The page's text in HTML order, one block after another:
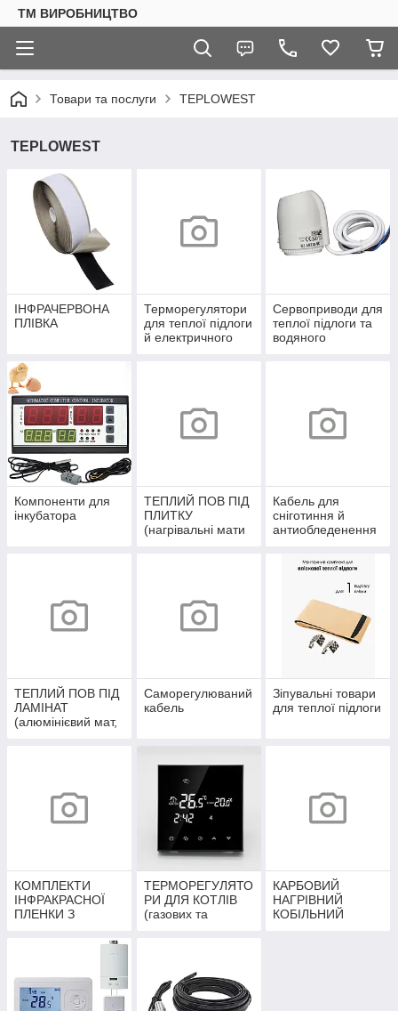
ТМ ВИРОБНИЦТВО
Товари та послуги TEPLOWEST
TEPLOWEST
ІНФРАЧЕРВОНА
ПЛІВКА
Терморегулятори
для теплої підлоги
й електричного
Сервоприводи для
теплої підлоги та
водяного
Компоненти для
інкубатора
ТЕПЛИЙ ПОВ ПІД
ПЛИТКУ
(нагрівальні мати
Кабель для
сніготиння й
антиобледенення
ТЕПЛИЙ ПОВ ПІД
ЛАМІНАТ
(алюмінієвий мат,
Саморегулюваний
кабель
Зіпувальні товари
для теплої підлоги
КОМПЛЕКТИ
ІНФРАКРАСНОЇ
ПЛЕНКИ З
ТЕРМОРЕГУЛЯТО
РИ ДЛЯ КОТЛІВ
(газових та
КАРБОВИЙ
НАГРІВНИЙ
КОБІЛЬНИЙ